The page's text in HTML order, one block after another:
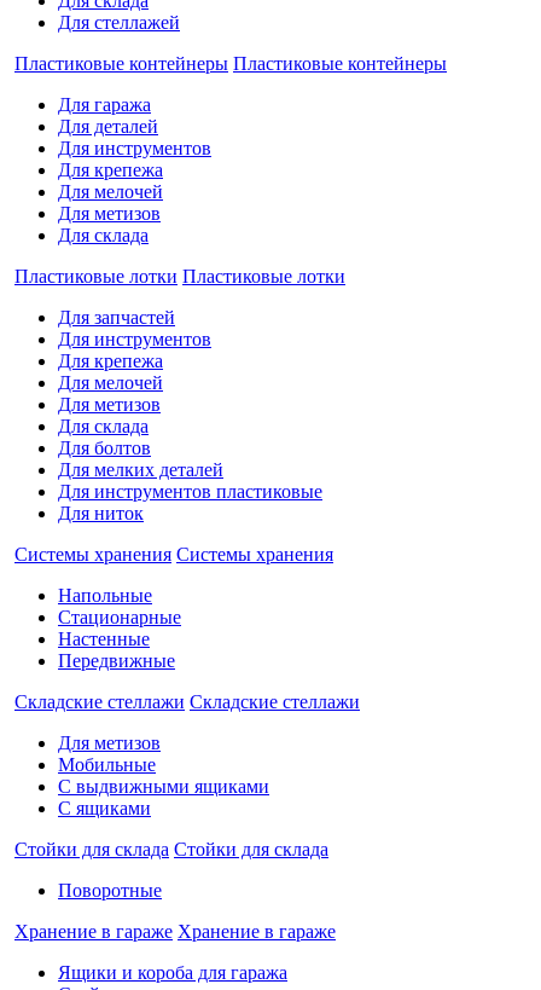
Для стеллажей
Пластиковые контейнеры Пластиковые контейнеры
Для гаража
Для деталей
Для инструментов
Для крепежа
Для мелочей
Для метизов
Для склада
Пластиковые лотки Пластиковые лотки
Для запчастей
Для инструментов
Для крепежа
Для мелочей
Для метизов
Для склада
Для болтов
Для мелких деталей
Для инструментов пластиковые
Для ниток
Системы хранения Системы хранения
Напольные
Стационарные
Настенные
Передвижные
Складские стеллажи Складские стеллажи
Для метизов
Мобильные
С выдвижными ящиками
С ящиками
Стойки для склада Стойки для склада
Поворотные
Хранение в гараже Хранение в гараже
Ящики и короба для гаража